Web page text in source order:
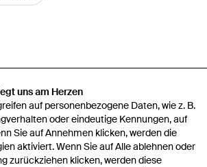
uns am Herzen
auf personenbezogene Daten, wie z. B.
oder eindeutige Kennungen, auf
Sie auf Annehmen klicken, werden die
aktiviert. Wenn Sie auf Alle ablehnen oder
zurückziehen klicken, werden diese
– gewebte schultertasche